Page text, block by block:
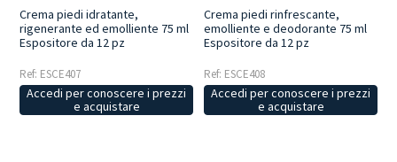
Crema piedi idratante,
rigenerante ed emolliente 75 ml
Espositore da 12 pz
Ref: ESCE407
Accedi per conoscere i prezzi
e acquistare
Crema piedi rinfrescante,
emolliente e deodorante 75 ml
Espositore da 12 pz
Ref: ESCE408
Accedi per conoscere i prezzi
e acquistare